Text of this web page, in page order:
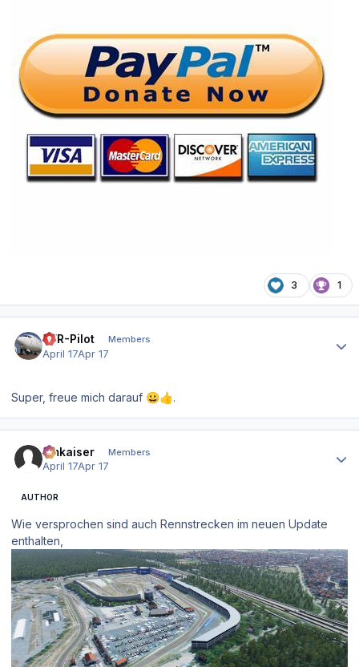
3 1
VFR-Pilot Members
April 17Apr 17
Super, freue mich darauf 😀👍.
hmkaiser Members
April 17Apr 17
AUTHOR
Wie versprochen sind auch Rennstrecken im neuen Update
enthalten,